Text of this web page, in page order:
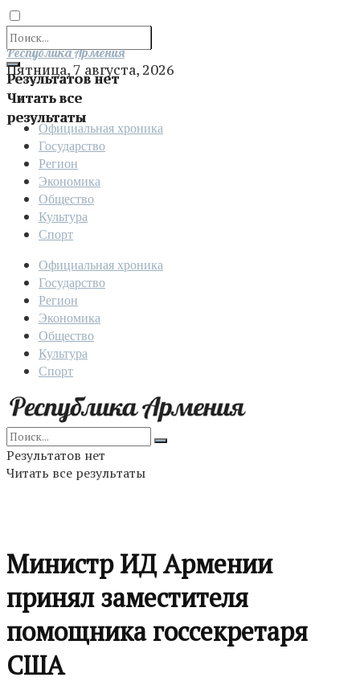
Результатов нет
Читать все
результаты
Отправить
Республика Армения
Пятница, 7 августа, 2026
Официальная хроника
Государство
Регион
Экономика
Общество
Культура
Спорт
Официальная хроника
Государство
Регион
Экономика
Общество
Культура
Спорт
Результатов нет
Читать все результаты
Министр ИД Армении
принял заместителя
помощника госсекретаря
США